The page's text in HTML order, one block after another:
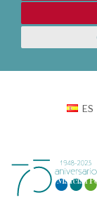
ES